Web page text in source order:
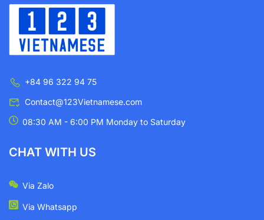
+84 96 322 94 75
Contact@123Vietnamese.com
08:30 AM - 6:00 PM Monday to Saturday
CHAT WITH US
Via Zalo
Via Whatsapp